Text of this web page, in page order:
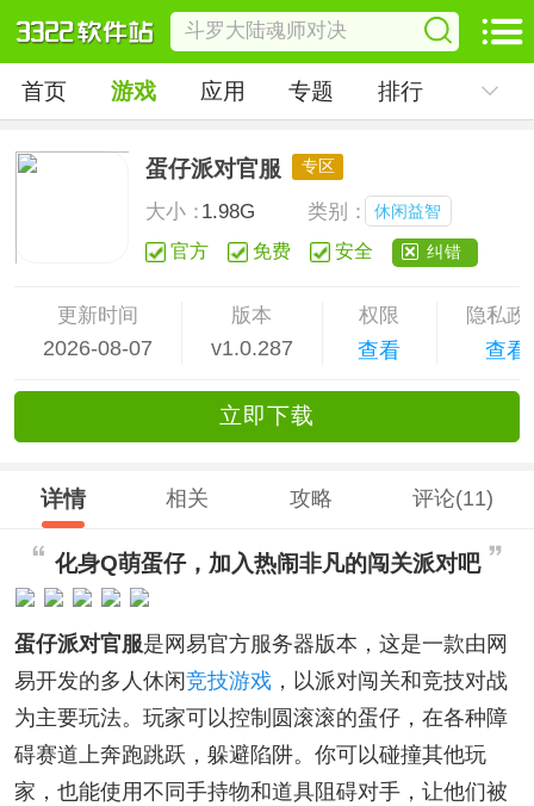
首页 游戏 应用 专题 排行
蛋仔派对官服 专区
大小：1.98G 类别： 休闲益智
官方 免费 安全 纠错
更新时间
2026-08-07
版本
v1.0.287
权限
查看
隐私政
查看
立即下载
详情 相关 攻略 评论(11)
化身Q萌蛋仔，加入热闹非凡的闯关派对吧
蛋仔派对官服是网易官方服务器版本，这是一款由网
易开发的多人休闲竞技游戏 ，以派对闯关和竞技对战
为主要玩法。玩家可以控制圆滚滚的蛋仔，在各种障
碍赛道上奔跑跳跃，躲避陷阱。你可以碰撞其他玩
家，也能使用不同手持物和道具阻碍对手，让他们被